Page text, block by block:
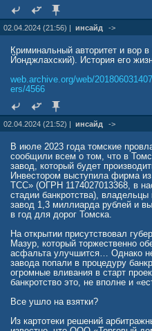
02.04.2024 (21:56) | инсайд ->
Криминальный авторитет и вор
Йонджлахский). История его
web.archive.org/web/
ers/4566
02.04.2024 (21:52) | инсайд ->
В июле 2023 года томские
сообщили всем о том, что в
завод, который будет
Инвестором выступила фирма
ТСС» (ОГРН 1174027013368, в
стадии банкротства),
завод 1,3 миллиарда рублей и
в год для дорог Томска.
На открытии присутствовал
Мазур, который торжественно
асфальта улучшится… Однако
завода попали в процедуру
огромные вливания в старт
банкротство это, не вполне и
Все ушло на взятки?
Из картотеки решений